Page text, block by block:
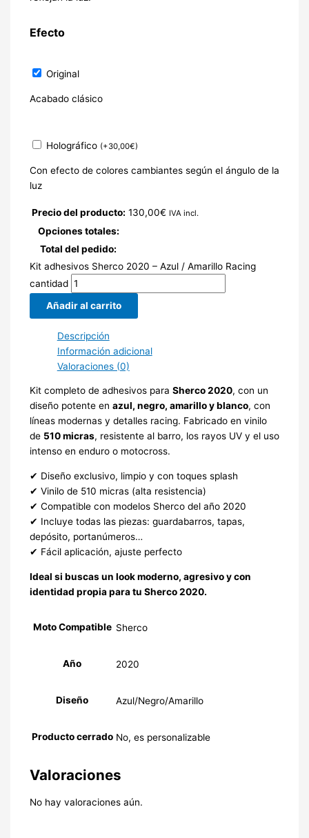
Efecto
Original
Acabado clásico
Holográfico (+30,00€)
Con efecto de colores cambiantes según el ángulo de la
luz
Precio del producto: 130,00€ IVA incl.
Opciones totales:
Total del pedido:
Kit adhesivos Sherco 2020 – Azul / Amarillo Racing
cantidad
Añadir al carrito
Descripción
Información adicional
Valoraciones (0)
Kit completo de adhesivos para Sherco 2020, con un
diseño potente en azul, negro, amarillo y blanco, con
líneas modernas y detalles racing. Fabricado en vinilo
de 510 micras, resistente al barro, los rayos UV y el uso
intenso en enduro o motocross.
✔ Diseño exclusivo, limpio y con toques splash
✔ Vinilo de 510 micras (alta resistencia)
✔ Compatible con modelos Sherco del año 2020
✔ Incluye todas las piezas: guardabarros, tapas,
depósito, portanúmeros…
✔ Fácil aplicación, ajuste perfecto
Ideal si buscas un look moderno, agresivo y con
identidad propia para tu Sherco 2020.
Moto Compatible Sherco
Año 2020
Diseño Azul/Negro/Amarillo
Producto cerrado No, es personalizable
Valoraciones
No hay valoraciones aún.